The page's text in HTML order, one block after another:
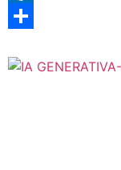
Link
Outlook.com